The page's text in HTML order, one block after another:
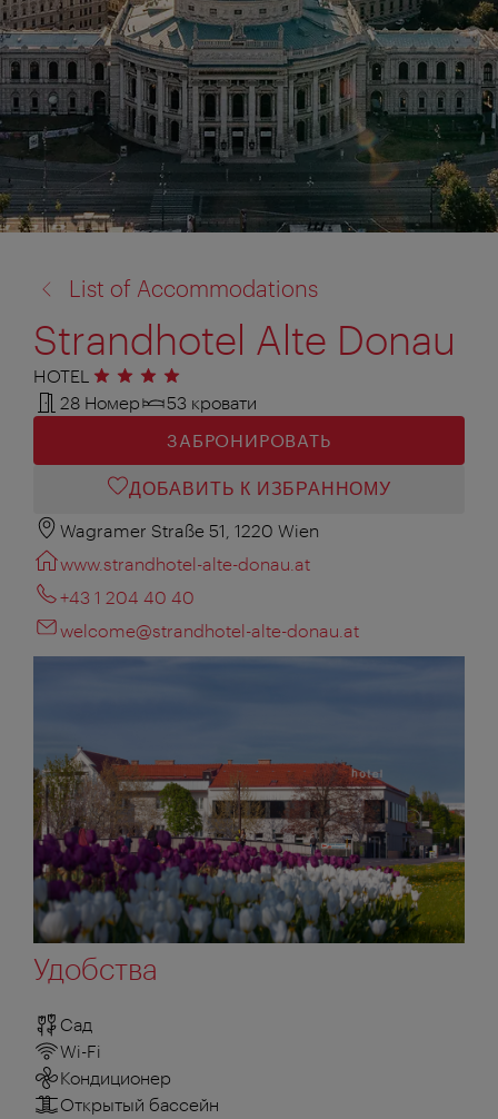
к:
List of Accommodations
Strandhotel Alte Donau
HOTEL 4 звезды
28 Номер
53 кровати
ЗАБРОНИРОВАТЬ
ДОБАВИТЬ К ИЗБРАННОМУ
Wagramer Straße 51, 1220 Wien
www.strandhotel-alte-donau.at
+43 1 204 40 40
welcome@strandhotel-alte-donau.at
Удобства
Сад
Wi-Fi
Кондиционер
Открытый бассейн